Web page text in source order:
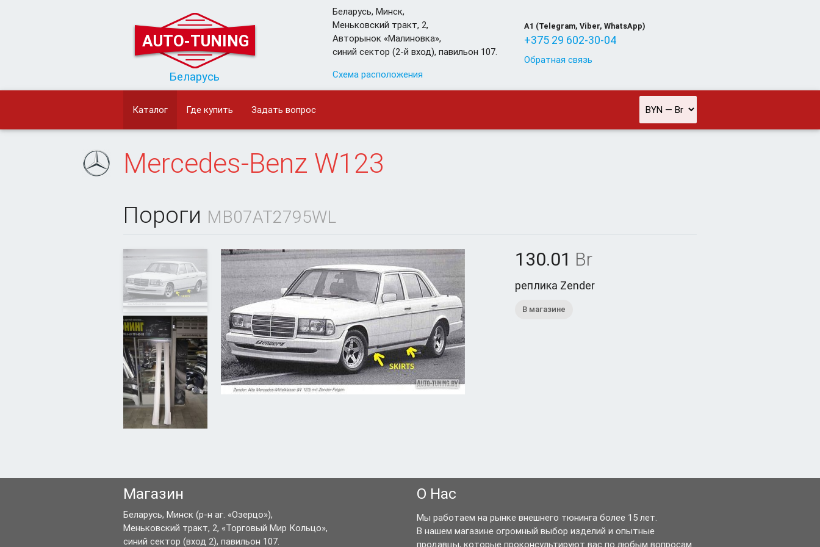
AUTO-TUNING
Беларусь
Беларусь,Минск,
Меньковский тракт, 2,
Авторынок «Малиновка»,
синий сектор (2-й вход), павильон 107.
Схема расположения
A1 (Telegram, Viber, WhatsApp)
+375 29 602-30-04
Обратная связь
Каталог Где купить Задать вопрос
Mercedes-Benz W123
Пороги MB07AT2795WL
130.01 Br
реплика Zender
В магазине
Магазин
Беларусь, Минск(р-н аг. «Озерцо»),
Меньковский тракт, 2, «Торговый Мир Кольцо»,
синий сектор (вход 2), павильон 107.
О Нас
Мы работаем на рынке внешнего тюнинга более 15 лет.
В нашем магазине огромный выбор изделий и опытные
продавцы, которые проконсультируют вас по любым вопросам.